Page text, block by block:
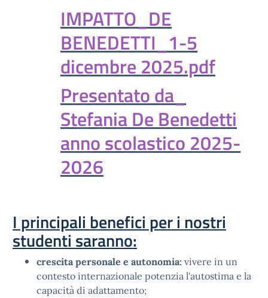
IMPATTO_DE
BENEDETTI_1-5
dicembre 2025.pdf
Presentato da_
Stefania De Benedetti
anno scolastico 2025-
2026
I principali benefici per i nostri
studenti saranno:
crescita personale e autonomia: vivere in un
contesto internazionale potenzia l'autostima e la
capacità di adattamento;